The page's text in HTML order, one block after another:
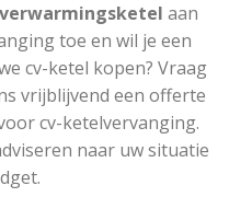
verwarmingsketel aan
toe en wil je een
cv-ketel kopen? Vraag
vrijblijvend een offerte
cv-ketelvervanging.
naar uw situatie